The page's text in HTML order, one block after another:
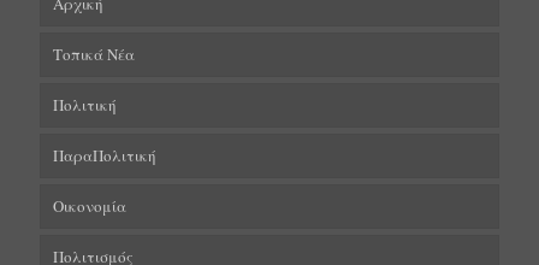
Τοπικά Νέα
Πολιτική
ΠαραΠολιτική
Οικονομία
Πολιτισμός